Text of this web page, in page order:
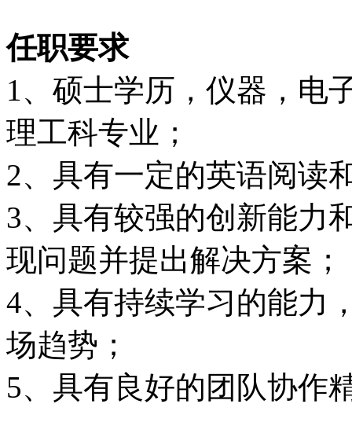
任职要求
1、硕士学历，仪器，电
理工科专业；
2、具有一定的英语阅读
3、具有较强的创新能力
现问题并提出解决方案；
4、具有持续学习的能力
场趋势；
5、具有良好的团队协作